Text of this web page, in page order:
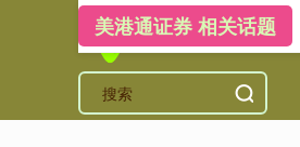
美港通证券 相关话题